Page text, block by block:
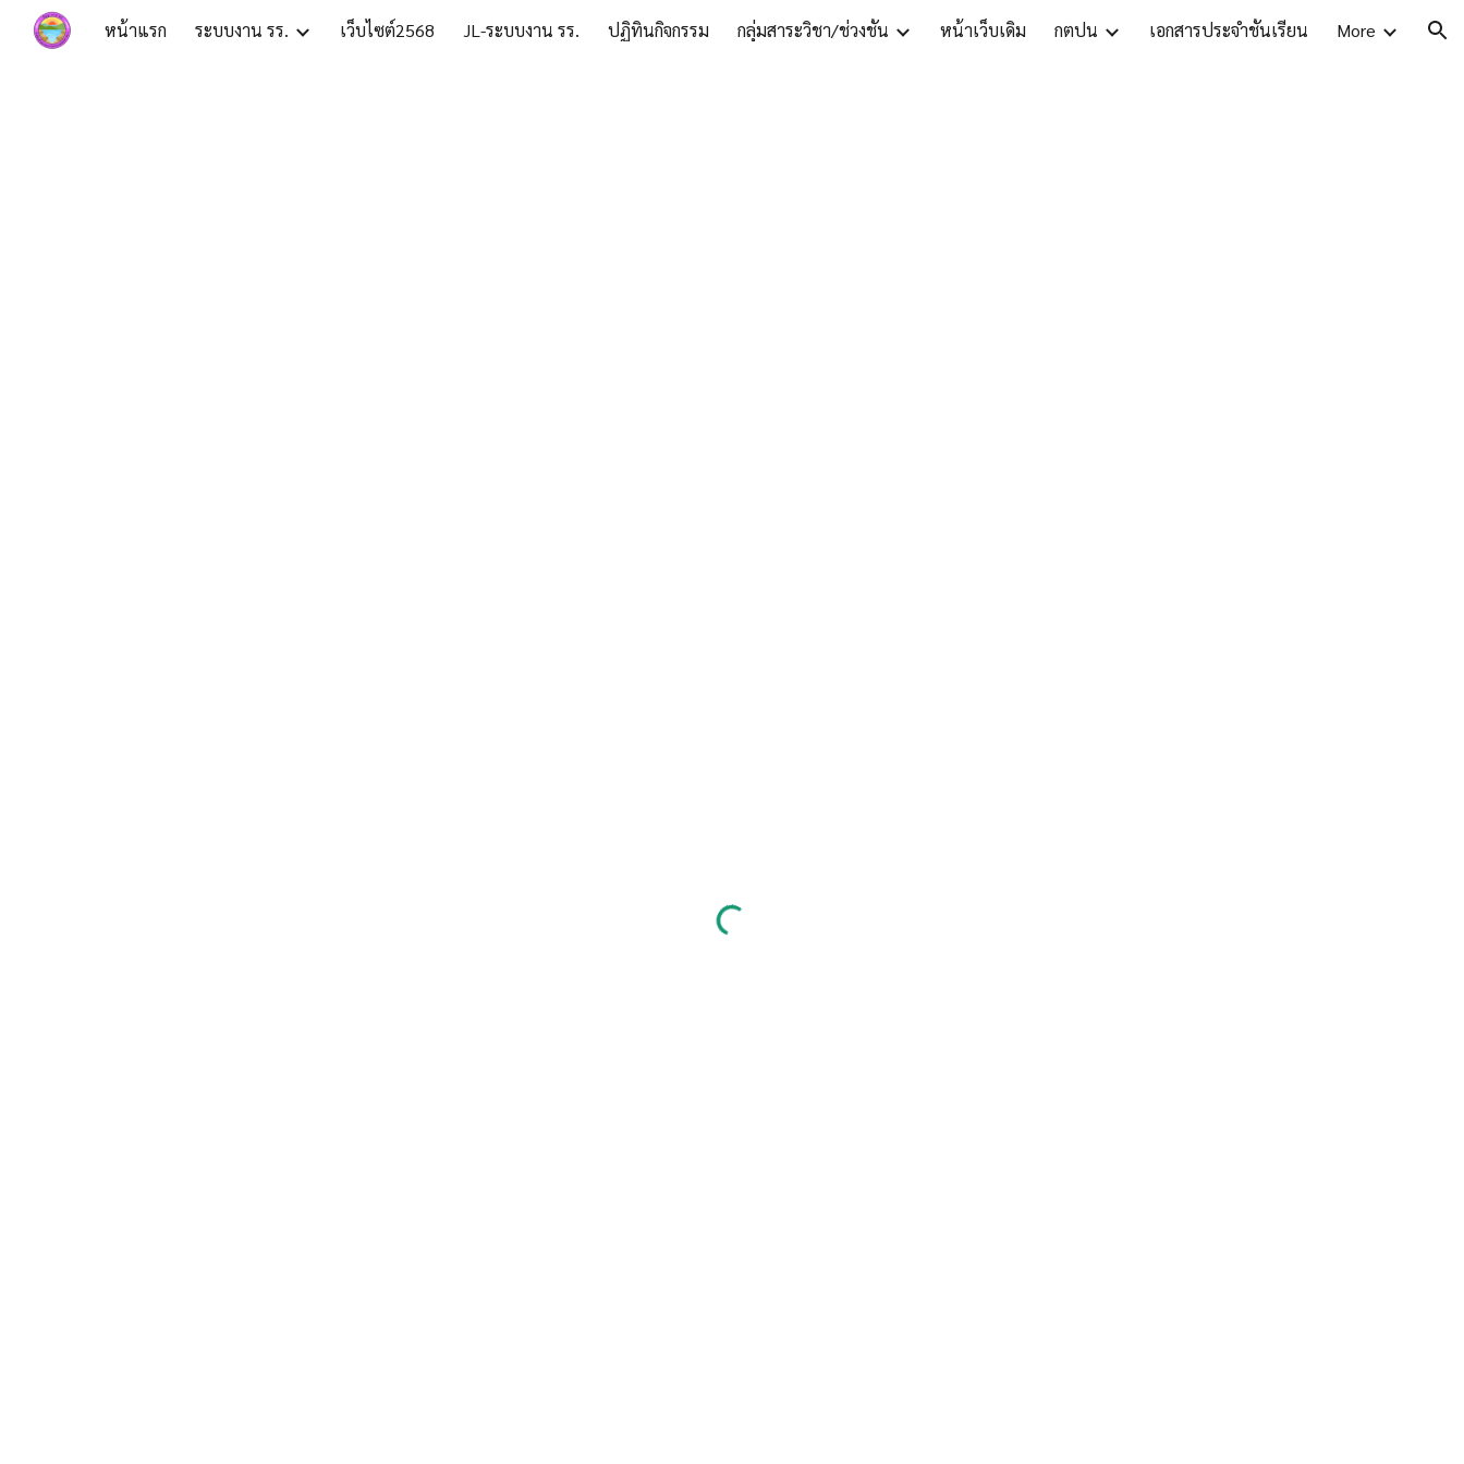
Skip to main content Skip to navigation
หน้าแรก ระบบงาน รร. เว็บไซต์2568 JL-ระบบงาน รร. ปฏิทินกิจกรรม กลุ่มสาระวิชา/ช่วงชั้น หน้าเว็บเดิม กตปน เอกสารประจำชั้นเรียน More